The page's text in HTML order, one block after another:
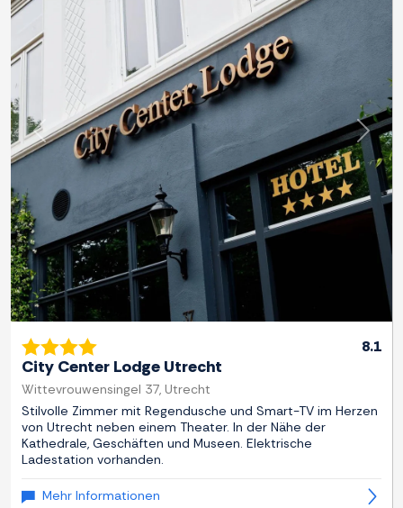
Zurück
8.1
City Center Lodge Utrecht
Wittevrouwensingel 37, Utrecht
Stilvolle Zimmer mit Regendusche und Smart-TV im Herzen
von Utrecht neben einem Theater. In der Nähe der
Kathedrale, Geschäften und Museen. Elektrische
Ladestation vorhanden.
Mehr Informationen